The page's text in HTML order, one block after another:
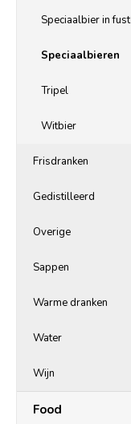
Speciaalbier in fust
Speciaalbieren
Tripel
Witbier
Frisdranken
Gedistilleerd
Overige
Sappen
Warme dranken
Water
Wijn
Food